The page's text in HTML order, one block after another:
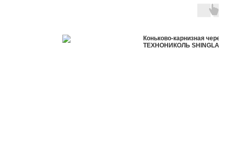
Коньково-карнизная
ТЕХНОНИКОЛЬ SHINGLAS в